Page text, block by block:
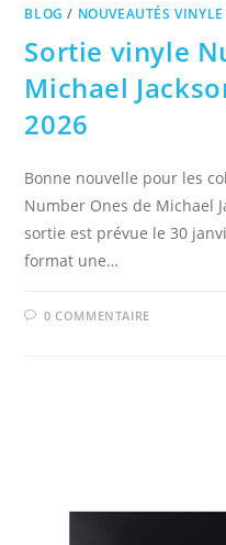
BLOG / NOUVEAUTÉS
Sortie vinyle
Michael
2026
Bonne nouvelle pour les
Number Ones de Michael
sortie est prévue le 30
format une…
0 COMMENTAIRE